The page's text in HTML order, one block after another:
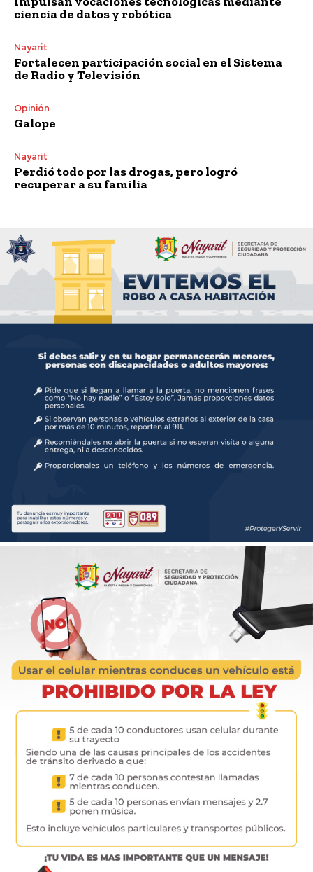
ciencia de datos y robótica
Nayarit
Fortalecen participación social en el Sistema
de Radio y Televisión
Opinión
Galope
Nayarit
Perdió todo por las drogas, pero logró
recuperar a su familia